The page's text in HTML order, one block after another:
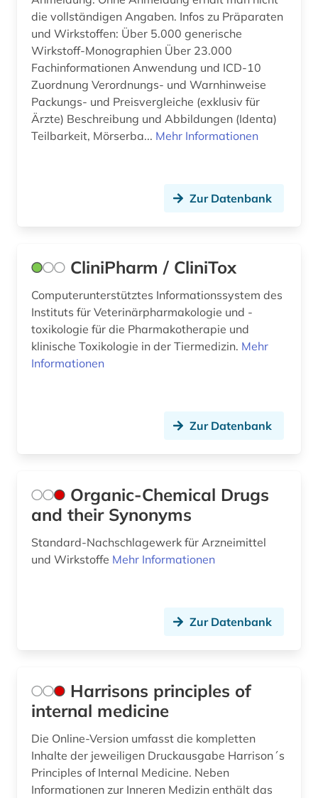
die vollständigen Angaben. Infos zu Präparaten
und Wirkstoffen: Über 5.000 generische
Wirkstoff-Monographien Über 23.000
Fachinformationen Anwendung und ICD-10
Zuordnung Verordnungs- und Warnhinweise
Packungs- und Preisvergleiche (exklusiv für
Ärzte) Beschreibung und Abbildungen (Identa)
Teilbarkeit, Mörserba... Mehr Informationen
Zur Datenbank
CliniPharm / CliniTox
Computerunterstütztes Informationssystem des
Instituts für Veterinärpharmakologie und -
toxikologie für die Pharmakotherapie und
klinische Toxikologie in der Tiermedizin. Mehr
Informationen
Zur Datenbank
Organic-Chemical Drugs
and their Synonyms
Standard-Nachschlagewerk für Arzneimittel
und Wirkstoffe Mehr Informationen
Zur Datenbank
Harrisons principles of
internal medicine
Die Online-Version umfasst die kompletten
Inhalte der jeweiligen Druckausgabe Harrison´s
Principles of Internal Medicine. Neben
Informationen zur Inneren Medizin enthält das